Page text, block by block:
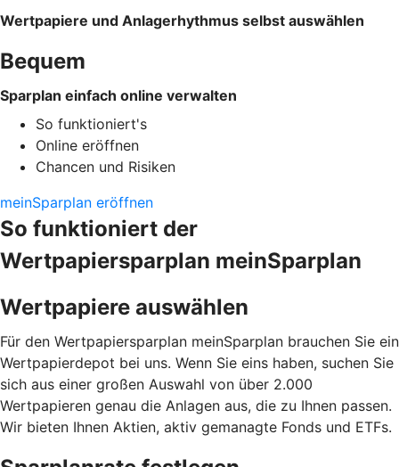
Wertpapiere und Anlagerhythmus selbst auswählen
Bequem
Sparplan einfach online verwalten
So funktioniert's
Online eröffnen
Chancen und Risiken
meinSparplan eröffnen
So funktioniert der
Wertpapiersparplan meinSparplan
Wertpapiere auswählen
Für den Wertpapiersparplan meinSparplan brauchen Sie ein
Wertpapierdepot bei uns. Wenn Sie eins haben, suchen Sie
sich aus einer großen Auswahl von über 2.000
Wertpapieren genau die Anlagen aus, die zu Ihnen passen.
Wir bieten Ihnen Aktien, aktiv gemanagte Fonds und ETFs.